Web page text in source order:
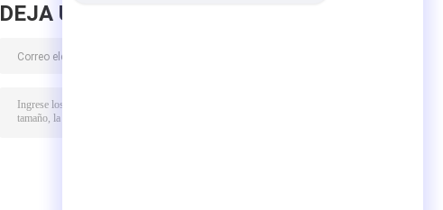
DEJA UN MENSAJE